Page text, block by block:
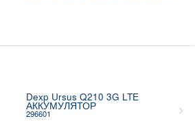
Dexp Ursus Q210 3G LTE
АККУМУЛЯТОР
296601